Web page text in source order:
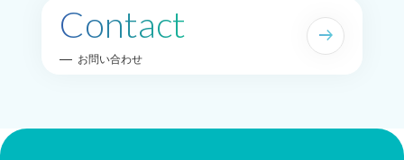
Contact
お問い合わせ
arrow_right_alt